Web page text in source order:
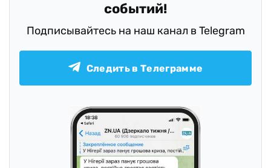
событий!
Подписывайтесь на наш канал в Telegram
Следить в Телеграмме